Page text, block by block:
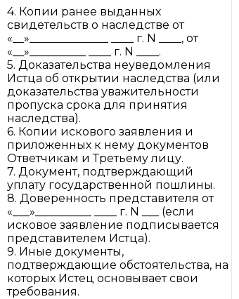
4. Копии ранее выданных
свидетельств о наследстве от
«__»______________ ____ г. N ____, от
«__»__________ ____ г. N ____.
5. Доказательства неуведомления
Истца об открытии наследства (или
доказательства уважительности
пропуска срока для принятия
наследства).
6. Копии искового заявления и
приложенных к нему документов
Ответчикам и Третьему лицу.
7. Документ, подтверждающий
уплату государственной пошлины.
8. Доверенность представителя от
«___»__________ ____ г. N ___ (если
исковое заявление подписывается
представителем Истца).
9. Иные документы,
подтверждающие обстоятельства, на
которых Истец основывает свои
требования.